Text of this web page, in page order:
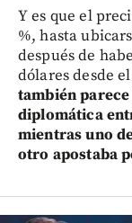
Y es que el
%, hasta
después de
dólares desde
también
diplomática
mientras uno
otro apostaba